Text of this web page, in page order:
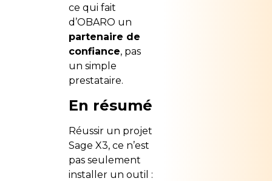
ce qui fait
d’OBARO un
partenaire de
confiance, pas
un simple
prestataire.
En résumé
Réussir un projet
Sage X3, ce n’est
pas seulement
installer un outil :